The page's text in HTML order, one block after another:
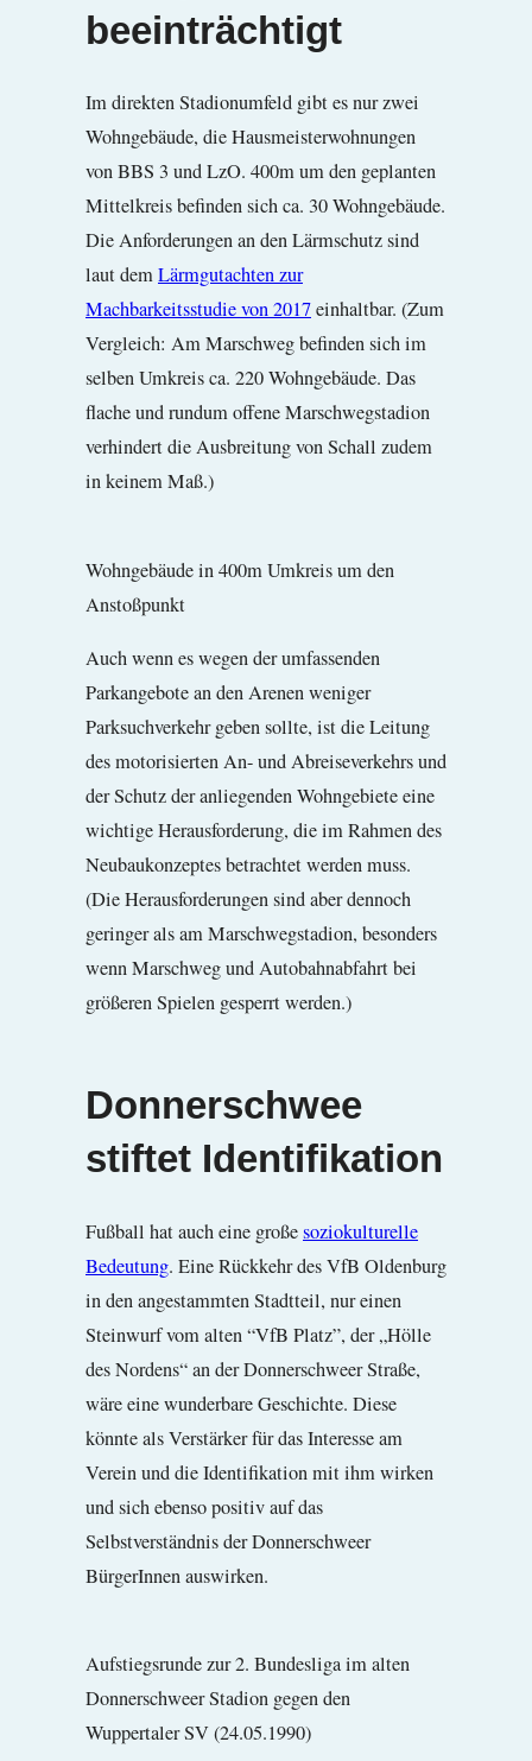
beeinträchtigt
Im direkten Stadionumfeld gibt es nur zwei
Wohngebäude, die Hausmeisterwohnungen
von BBS 3 und LzO. 400m um den geplanten
Mittelkreis befinden sich ca. 30 Wohngebäude.
Die Anforderungen an den Lärmschutz sind
laut demLärmgutachten zur
Machbarkeitsstudie von 2017einhaltbar. (Zum
Vergleich: Am Marschweg befinden sich im
selben Umkreis ca. 220 Wohngebäude. Das
flache und rundum offene Marschwegstadion
verhindert die Ausbreitung von Schall zudem
in keinem Maß.)
Wohngebäude in 400m Umkreis um den
Anstoßpunkt
Auch wenn es wegen der umfassenden
Parkangebote an den Arenen weniger
Parksuchverkehr geben sollte, ist die Leitung
des motorisierten An- und Abreiseverkehrs und
der Schutz der anliegenden Wohngebiete eine
wichtige Herausforderung, die im Rahmen des
Neubaukonzeptes betrachtet werden muss.
(Die Herausforderungen sind aber dennoch
geringer als am Marschwegstadion, besonders
wenn Marschweg und Autobahnabfahrt bei
größeren Spielen gesperrt werden.)
Donnerschwee
stiftet Identifikation
Fußball hat auch eine großesoziokulturelle
Bedeutung. Eine Rückkehr des VfB Oldenburg
in den angestammten Stadtteil, nur einen
Steinwurf vom alten “VfB Platz”, der „Hölle
des Nordens“ an der Donnerschweer Straße,
wäre eine wunderbare Geschichte. Diese
könnte als Verstärker für das Interesse am
Verein und die Identifikation mit ihm wirken
und sich ebenso positiv auf das
Selbstverständnis der Donnerschweer
BürgerInnen auswirken.
Aufstiegsrunde zur 2. Bundesliga im alten
Donnerschweer Stadion gegen den
Wuppertaler SV (24.05.1990)